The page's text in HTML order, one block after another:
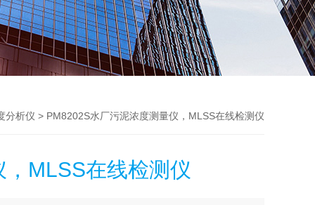
分析仪 > PM8202S水厂污泥浓度测量仪，MLSS在线检测仪
MLSS在线检测仪